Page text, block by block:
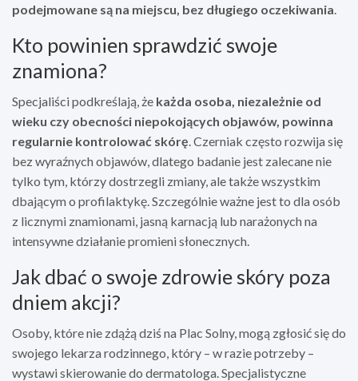
podejmowane są na miejscu, bez długiego oczekiwania.
Kto powinien sprawdzić swoje
znamiona?
Specjaliści podkreślają, że każda osoba, niezależnie od
wieku czy obecności niepokojących objawów, powinna
regularnie kontrolować skórę. Czerniak często rozwija się
bez wyraźnych objawów, dlatego badanie jest zalecane nie
tylko tym, którzy dostrzegli zmiany, ale także wszystkim
dbającym o profilaktykę. Szczególnie ważne jest to dla osób
z licznymi znamionami, jasną karnacją lub narażonych na
intensywne działanie promieni słonecznych.
Jak dbać o swoje zdrowie skóry poza
dniem akcji?
Osoby, które nie zdążą dziś na Plac Solny, mogą zgłosić się do
swojego lekarza rodzinnego, który – w razie potrzeby –
wystawi skierowanie do dermatologa. Specjalistyczne